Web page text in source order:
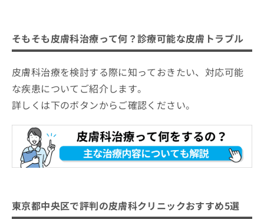
そもそも皮膚科治療って何？診療可能な皮膚トラブル
皮膚科治療を検討する際に知っておきたい、対応可能
な疾患についてご紹介します。
詳しくは下のボタンからご確認ください。
東京都中央区で評判の皮膚科クリニックおすすめ5選